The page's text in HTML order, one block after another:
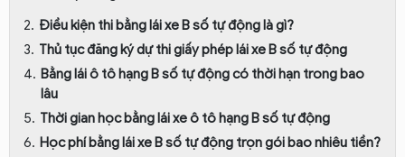
Điều kiện thi bằng lái xe B số tự động là gì?
Thủ tục đăng ký dự thi giấy phép lái xe B số tự động
Bằng lái ô tô hạng B số tự động có thời hạn trong bao
lâu
Thời gian học bằng lái xe ô tô hạng B số tự động
Học phí bằng lái xe B số tự động trọn gói bao nhiêu tiền?